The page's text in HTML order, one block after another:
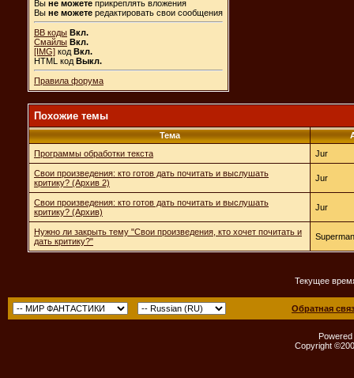
Вы не можете прикреплять вложения
Вы не можете редактировать свои сообщения
BB коды Вкл.
Смайлы Вкл.
[IMG] код Вкл.
HTML код Выкл.
Правила форума
Похожие темы
Тема
Программы обработки текста
Jur
Свои произведения: кто готов дать почитать и выслушать
критику? (Архив 2)
Jur
Свои произведения: кто готов дать почитать и выслушать
критику? (Архив)
Jur
Нужно ли закрыть тему "Свои произведения, кто хочет почитать и
дать критику?"
Superman
Текущее
Обратная
Copyright